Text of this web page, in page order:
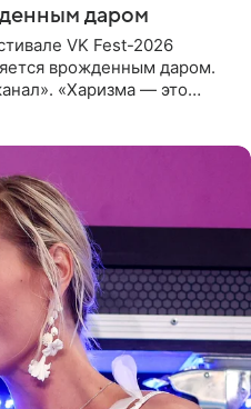
даром
VK Fest-2026
врожденным даром.
«Харизма — это